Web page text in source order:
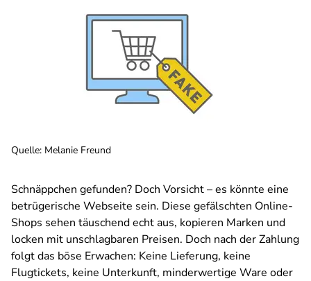
Quelle: Melanie Freund
Schnäppchen gefunden? Doch Vorsicht – es könnte eine
betrügerische Webseite sein. Diese gefälschten Online-
Shops sehen täuschend echt aus, kopieren Marken und
locken mit unschlagbaren Preisen. Doch nach der Zahlung
folgt das böse Erwachen: Keine Lieferung, keine
Flugtickets, keine Unterkunft, minderwertige Ware oder